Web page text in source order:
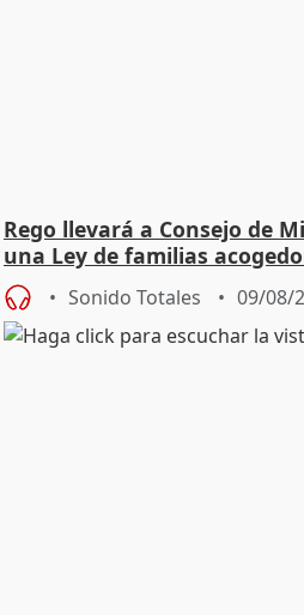
Rego llevará a Consejo de
una Ley de familias
Sonido Totales 09/08/